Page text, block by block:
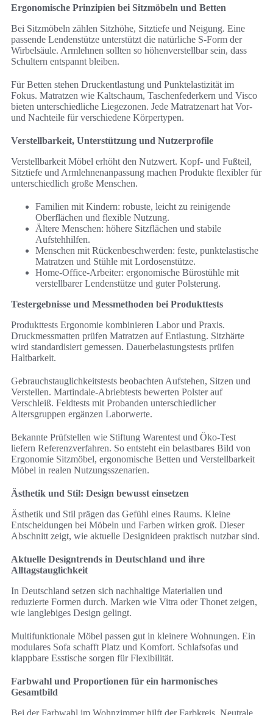
Ergonomische Prinzipien bei Sitzmöbeln und Betten
Bei Sitzmöbeln zählen Sitzhöhe, Sitztiefe und Neigung. Eine
passende Lendenstütze unterstützt die natürliche S‑Form der
Wirbelsäule. Armlehnen sollten so höhenverstellbar sein, dass
Schultern entspannt bleiben.
Für Betten stehen Druckentlastung und Punktelastizität im
Fokus. Matratzen wie Kaltschaum, Taschenfederkern und Visco
bieten unterschiedliche Liegezonen. Jede Matratzenart hat Vor-
und Nachteile für verschiedene Körpertypen.
Verstellbarkeit, Unterstützung und Nutzerprofile
Verstellbarkeit Möbel erhöht den Nutzwert. Kopf- und Fußteil,
Sitztiefe und Armlehnenanpassung machen Produkte flexibler für
unterschiedlich große Menschen.
Familien mit Kindern: robuste, leicht zu reinigende
Oberflächen und flexible Nutzung.
Ältere Menschen: höhere Sitzflächen und stabile
Aufstehhilfen.
Menschen mit Rückenbeschwerden: feste, punktelastische
Matratzen und Stühle mit Lordosenstütze.
Home‑Office‑Arbeiter: ergonomische Bürostühle mit
verstellbarer Lendenstütze und guter Polsterung.
Testergebnisse und Messmethoden bei Produkttests
Produkttests Ergonomie kombinieren Labor und Praxis.
Druckmessmatten prüfen Matratzen auf Entlastung. Sitzhärte
wird standardisiert gemessen. Dauerbelastungstests prüfen
Haltbarkeit.
Gebrauchstauglichkeitstests beobachten Aufstehen, Sitzen und
Verstellen. Martindale‑Abriebtests bewerten Polster auf
Verschleiß. Feldtests mit Probanden unterschiedlicher
Altersgruppen ergänzen Laborwerte.
Bekannte Prüfstellen wie Stiftung Warentest und Öko‑Test
liefern Referenzverfahren. So entsteht ein belastbares Bild von
Ergonomie Sitzmöbel, ergonomische Betten und Verstellbarkeit
Möbel in realen Nutzungsszenarien.
Ästhetik und Stil: Design bewusst einsetzen
Ästhetik und Stil prägen das Gefühl eines Raums. Kleine
Entscheidungen bei Möbeln und Farben wirken groß. Dieser
Abschnitt zeigt, wie aktuelle Designideen praktisch nutzbar sind.
Aktuelle Designtrends in Deutschland und ihre
Alltagstauglichkeit
In Deutschland setzen sich nachhaltige Materialien und
reduzierte Formen durch. Marken wie Vitra oder Thonet zeigen,
wie langlebiges Design gelingt.
Multifunktionale Möbel passen gut in kleinere Wohnungen. Ein
modulares Sofa schafft Platz und Komfort. Schlafsofas und
klappbare Esstische sorgen für Flexibilität.
Farbwahl und Proportionen für ein harmonisches
Gesamtbild